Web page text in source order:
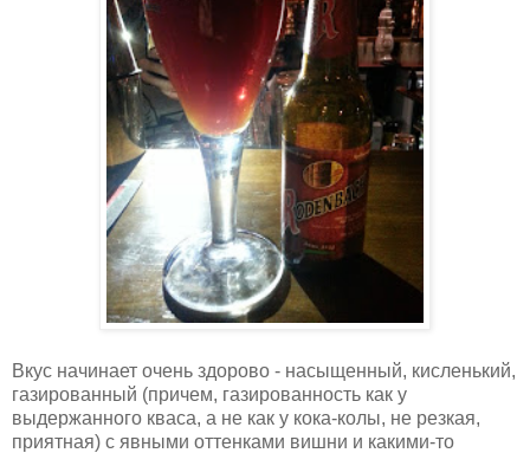
Вкус начинает очень здорово - насыщенный, кисленький,
газированный (причем, газированность как у
выдержанного кваса, а не как у кока-колы, не резкая,
приятная) с явными оттенками вишни и какими-то